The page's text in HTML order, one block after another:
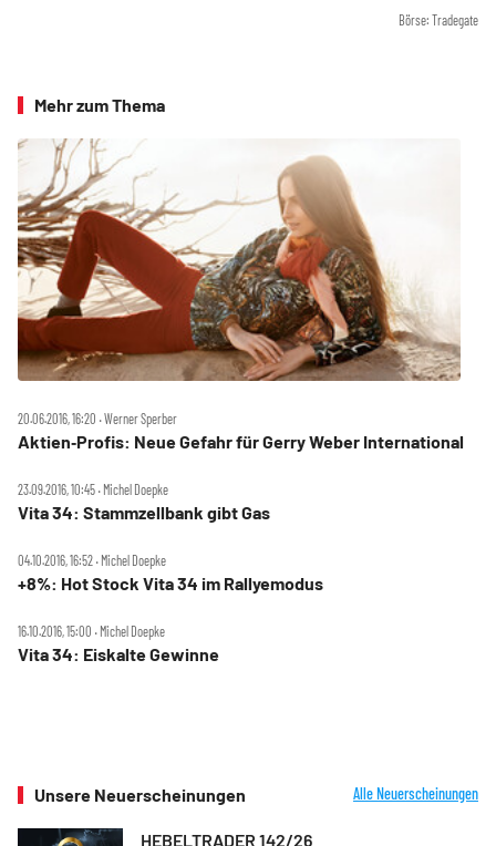
Börse: Tradegate
Mehr zum Thema
20.06.2016, 16:20 ‧ Werner Sperber
Aktien‑Profis: Neue Gefahr für Gerry Weber International
23.09.2016, 10:45 ‧ Michel Doepke
Vita 34: Stammzellbank gibt Gas
04.10.2016, 16:52 ‧ Michel Doepke
+8%: Hot Stock Vita 34 im Rallyemodus
16.10.2016, 15:00 ‧ Michel Doepke
Vita 34: Eiskalte Gewinne
Unsere Neuerscheinungen Alle Neuerscheinungen
HEBELTRADER 142/26